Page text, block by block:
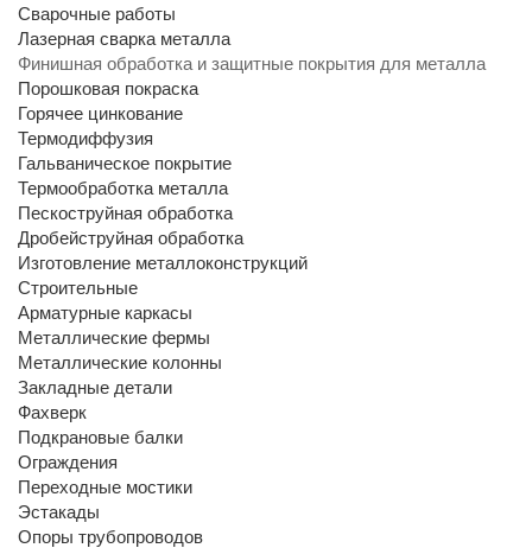
Сварочные работы
Лазерная сварка металла
Финишная обработка и защитные покрытия для металла
Порошковая покраска
Горячее цинкование
Термодиффузия
Гальваническое покрытие
Термообработка металла
Пескоструйная обработка
Дробейструйная обработка
Изготовление металлоконструкций
Строительные
Арматурные каркасы
Металлические фермы
Металлические колонны
Закладные детали
Фахверк
Подкрановые балки
Ограждения
Переходные мостики
Эстакады
Опоры трубопроводов